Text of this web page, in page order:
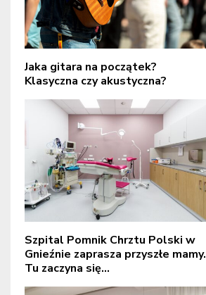
Jaka gitara na początek?
Klasyczna czy akustyczna?
Szpital Pomnik Chrztu Polski w
Gnieźnie zaprasza przyszłe mamy.
Tu zaczyna się...